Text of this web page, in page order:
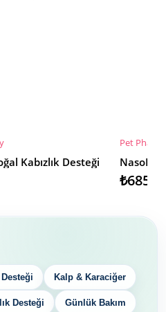
Kabızlık Desteği
SEPETE
Pet
Kalp & Karaciğer
Desteği Günlük Bakım